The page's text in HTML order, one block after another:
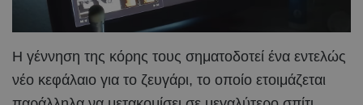
Η γέννηση της κόρης τους σηματοδοτεί ένα εντελώς
νέο κεφάλαιο για το ζευγάρι, το οποίο ετοιμάζεται